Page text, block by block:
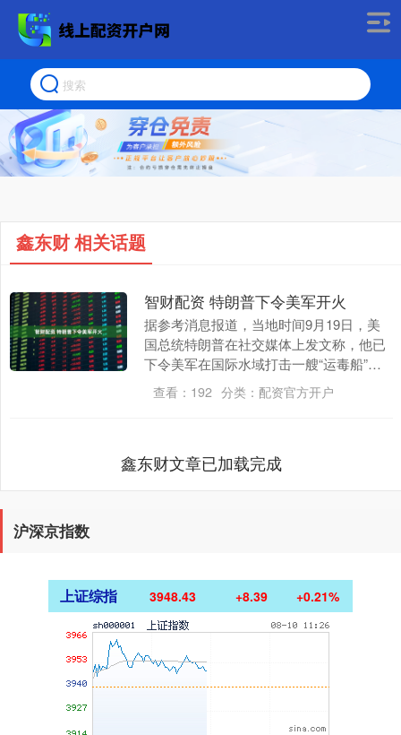
鑫东财 相关话题
智财配资 特朗普下令美军开火
据参考消息报道，当地时间9月19日，美
国总统特朗普在社交媒体上发文称，他已
下令美军在国际水域打击一艘“运毒船”，
船上3名男性嫌疑人死亡。 据称，美军在
位于美国南....
查看： 192 分类： 配资官方开户
鑫东财文章已加载完成
沪深京指数
上证综指 3948.43 +8.39 +0.21%